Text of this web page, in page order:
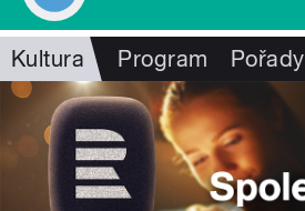
Kultura Program Pořady